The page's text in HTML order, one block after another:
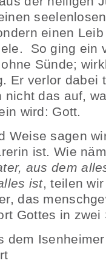
einen
So ging ein
Sünde;
Er verlor dabei
nicht das auf,
wird: Gott.
Weise sagen
ist. Wie
aus dem
ist, teilen
das
Gottes in zwei
dem